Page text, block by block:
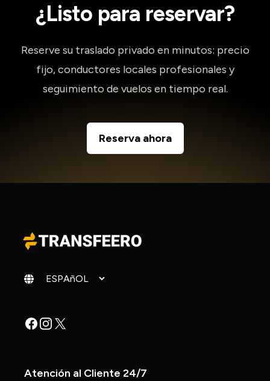
¿Listo para reservar?
Reserve su traslado privado en minutos: precio
fijo, conductores locales profesionales y
seguimiento de vuelos en tiempo real.
Reserva ahora
Cambiar idioma
Facebook
Instagram
X
Atención al Cliente 24/7